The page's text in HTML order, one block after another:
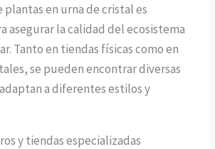
plantas en urna de cristal es
asegurar la calidad del ecosistema
Tanto en tiendas físicas como en
se pueden encontrar diversas
a diferentes estilos y
y tiendas especializadas